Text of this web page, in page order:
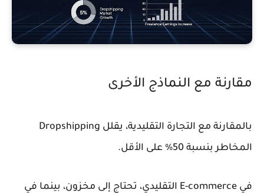
مقارنة مع النماذج الأخرى
بالمقارنة مع التجارة التقليدية، يقلل Dropshipping
المخاطر بنسبة 50% على الأقل.
في E-commerce التقليدي، تحتاج إلى مخزون، بينما في